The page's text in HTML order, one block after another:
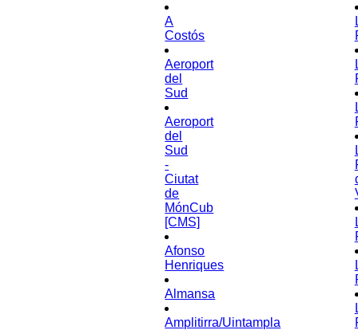
A
Costós
Aeroport
del
Sud
Aeroport
del
Sud
-
Ciutat
de
MónCub
[CMS]
Afonso
Henriques
Almansa
Amplitirra/Uintampla